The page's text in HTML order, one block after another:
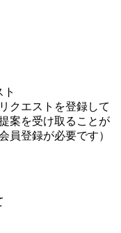
クエストを登録して
案を受け取ることが
員登録が必要です）